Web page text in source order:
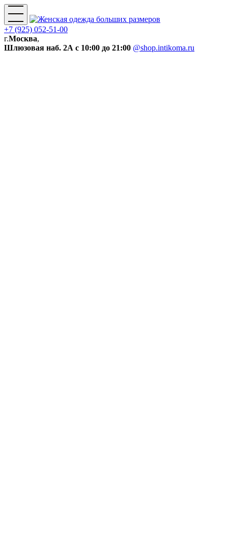
+7 (925) 052-51-00
г.Москва,
Шлюзовая наб. 2А с 10:00 до 21:00 @shop.intikoma.ru